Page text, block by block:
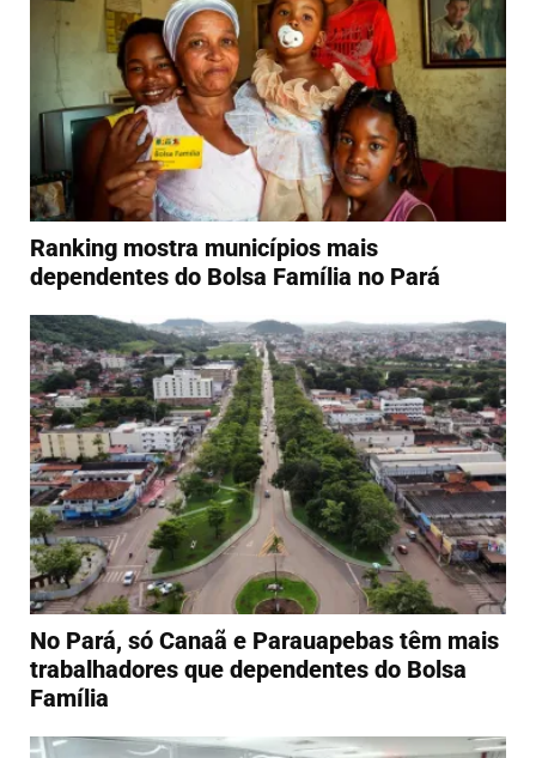
Ranking mostra municípios mais
dependentes do Bolsa Família no Pará
No Pará, só Canaã e Parauapebas têm mais
trabalhadores que dependentes do Bolsa
Família